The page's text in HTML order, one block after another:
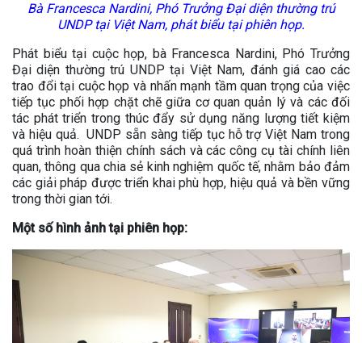
Bà Francesca Nardini, Phó Trưởng Đại diện thường trú
UNDP tại Việt Nam, phát biểu tại phiên họp.
Phát biểu tại cuộc họp, bà Francesca Nardini, Phó Trưởng
Đại diện thường trú UNDP tại Việt Nam, đánh giá cao các
trao đổi tại cuộc họp và nhấn mạnh tầm quan trọng của việc
tiếp tục phối hợp chặt chẽ giữa cơ quan quản lý và các đối
tác phát triển trong thúc đẩy sử dụng năng lượng tiết kiệm
và hiệu quả. UNDP sẵn sàng tiếp tục hỗ trợ Việt Nam trong
quá trình hoàn thiện chính sách và các công cụ tài chính liên
quan, thông qua chia sẻ kinh nghiệm quốc tế, nhằm bảo đảm
các giải pháp được triển khai phù hợp, hiệu quả và bền vững
trong thời gian tới.
Một số hình ảnh tại phiên họp: